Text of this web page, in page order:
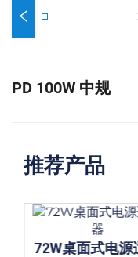
PD 100W 中规
推荐产品
72W桌面式电源